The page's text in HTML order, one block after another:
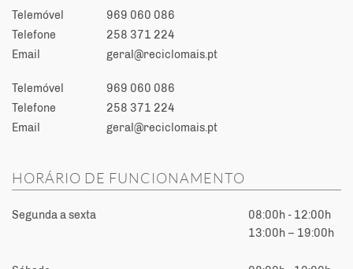
Telemóvel
969 060 086
Telefone
258 371 224
Email
geral@reciclomais.pt
Telemóvel
969 060 086
Telefone
258 371 224
Email
geral@reciclomais.pt
HORÁRIO DE FUNCIONAMENTO
Segunda a sexta
08:00h - 12:00h
13:00h – 19:00h